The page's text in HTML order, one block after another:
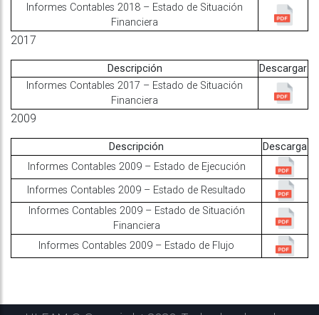
Informes Contables 2018 – Estado de Situación
Financiera
2017
Descripción
Descargar
Informes Contables 2017 – Estado de Situación
Financiera
2009
Descripción
Descarga
Informes Contables 2009 – Estado de Ejecución
Informes Contables 2009 – Estado de Resultado
Informes Contables 2009 – Estado de Situación
Financiera
Informes Contables 2009 – Estado de Flujo